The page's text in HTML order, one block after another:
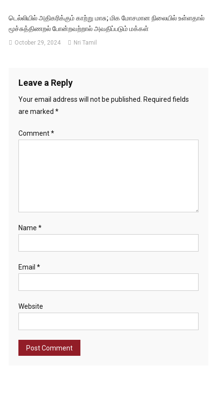
டெல்லியில் அதிகரிக்கும் காற்று மாசு; மிக மோசமான நிலையில் உள்ளதால்
மூச்சுத்திணறல் போன்றவற்றால் அவதிப்படும் மக்கள்
October 29, 2024 Nri Tamil
Leave a Reply
Your email address will not be published.
Required fields
are marked *
Comment*
Name *
Email *
Website